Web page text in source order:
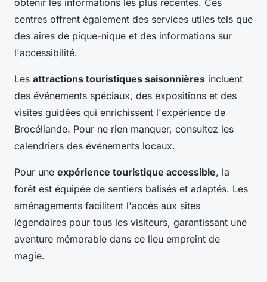
obtenir les informations les plus récentes. Ces
centres offrent également des services utiles tels que
des aires de pique-nique et des informations sur
l'accessibilité.
Les attractions touristiques saisonnières incluent
des événements spéciaux, des expositions et des
visites guidées qui enrichissent l'expérience de
Brocéliande. Pour ne rien manquer, consultez les
calendriers des événements locaux.
Pour une expérience touristique accessible, la
forêt est équipée de sentiers balisés et adaptés. Les
aménagements facilitent l'accès aux sites
légendaires pour tous les visiteurs, garantissant une
aventure mémorable dans ce lieu empreint de
magie.